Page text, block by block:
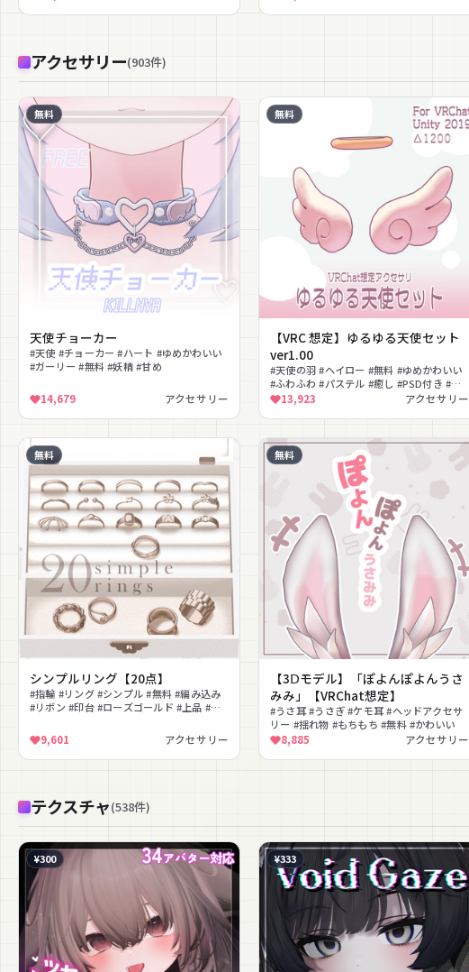
アクセサリー(903件)
無料
天使チョーカー
#天使 #チョーカー #ハート #ゆめかわいい
#ガーリー #無料 #妖精 #甘め
14,679 アクセサリー
無料
【VRC 想定】ゆるゆる天使セット
ver1.00
#天使の羽 #ヘイロー #無料 #ゆめかわいい
#ふわふわ #パステル #癒し #PSD付き #天
使 #ゆるかわ
13,923 アクセサリー
無料
シンプルリング【20点】
#指輪 #リング #シンプル #無料 #編み込み
#リボン #印台 #ローズゴールド #上品 #MA
9,601
アクセサリー
無料
【3Ⅾモデル】「ぽよんぽよんうさ
みみ」【VRChat想定】
#うさ耳 #うさぎ #ケモ耳 #ヘッドアクセサ
リー #揺れ物 #もちもち #無料 #かわいい
8,885
アクセサリー
テクスチャ(538件)
¥300 ¥333